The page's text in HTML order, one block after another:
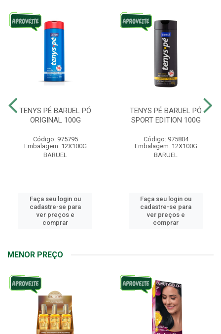
TENYS PÉ BARUEL PÓ
ORIGINAL 100G
Código: 975795
Embalagem: 12X100G
BARUEL
Faça seu login ou
cadastre-se para
ver preços e
comprar
TENYS PÉ BARUEL PÓ
SPORT EDITION 100G
Código: 975804
Embalagem: 12X100G
BARUEL
Faça seu login ou
cadastre-se para
ver preços e
comprar
MENOR PREÇO